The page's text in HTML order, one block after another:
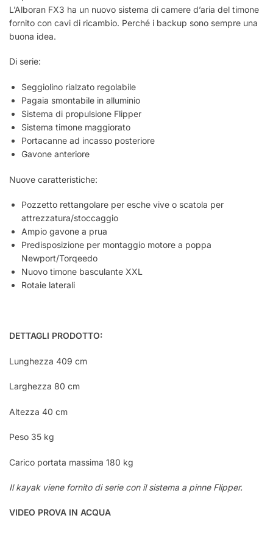
L’Alboran FX3 ha un nuovo sistema di camere d’aria del timone
fornito con cavi di ricambio. Perché i backup sono sempre una
buona idea.
Di serie:
Seggiolino rialzato regolabile
Pagaia smontabile in alluminio
Sistema di propulsione Flipper
Sistema timone maggiorato
Portacanne ad incasso posteriore
Gavone anteriore
Nuove caratteristiche:
Pozzetto rettangolare per esche vive o scatola per
attrezzatura/stoccaggio
Ampio gavone a prua
Predisposizione per montaggio motore a poppa
Newport/Torqeedo
Nuovo timone basculante XXL
Rotaie laterali
DETTAGLI PRODOTTO:
Lunghezza 409 cm
Larghezza 80 cm
Altezza 40 cm
Peso 35 kg
Carico portata massima 180 kg
Il kayak viene fornito di serie con il sistema a pinne Flipper.
VIDEO PROVA IN ACQUA